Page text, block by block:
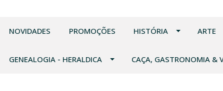
NOVIDADES PROMOÇÕES HISTÓRIA ARTE
GENEALOGIA - HERALDICA CAÇA, GASTRONOMIA &